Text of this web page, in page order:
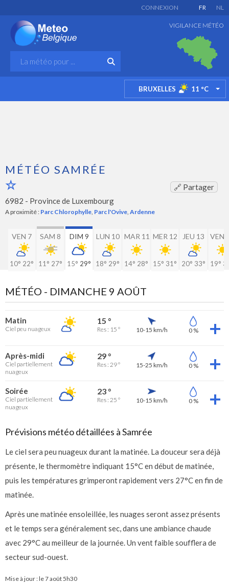
FR NL
CONNEXION
VIGILANCE MÉTÉO
BRUXELLES 11 °C
MÉTÉO SAMRÉE
🔗 Partager
6982 - Province de Luxembourg
A proximité : Parc Chlorophylle, Parc l'Ovive, Ardenne
VEN 7
10° 22°
SAM 8
11° 27°
DIM 9
15° 29°
LUN 10
18° 29°
MAR 11
14° 28°
MER 12
15° 31°
JEU 13
20° 33°
VEN
19°
MÉTÉO - DIMANCHE 9 AOÛT
Matin
Ciel peu nuageux
15 °
Res : 15 ° 10-15 km/h 0 %
Après-midi
Ciel partiellement
nuageux
29 °
Res : 29 ° 15-25 km/h 0 %
Soirée
Ciel partiellement
nuageux
23 °
Res : 25 ° 10-15 km/h 0 %
Prévisions météo détaillées à Samrée
Le ciel sera peu nuageux durant la matinée. La douceur sera déjà
présente, le thermomètre indiquant 15°C en début de matinée,
puis les températures grimperont rapidement vers 27°C en fin de
matinée.
Après une matinée ensoleillée, les nuages seront assez présents
et le temps sera généralement sec, dans une ambiance chaude
avec 29°C au meilleur de la journée. Un vent faible soufflera de
secteur sud-ouest.
Mise à jour : le7 août 5h30